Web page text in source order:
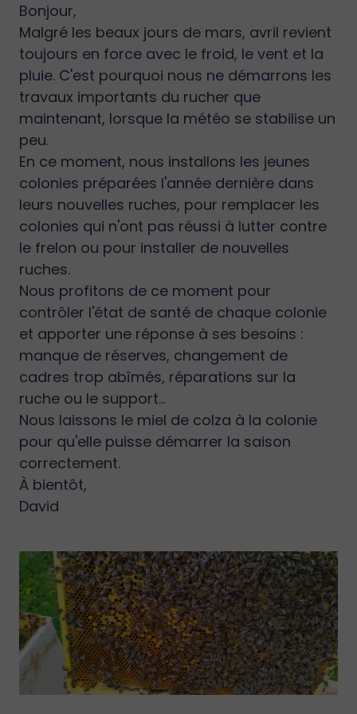
Bonjour,
Malgré les beaux jours de mars, avril revient
toujours en force avec le froid, le vent et la
pluie. C'est pourquoi nous ne démarrons les
travaux importants du rucher que
maintenant, lorsque la météo se stabilise un
peu.
En ce moment, nous installons les jeunes
colonies préparées l'année dernière dans
leurs nouvelles ruches, pour remplacer les
colonies qui n'ont pas réussi à lutter contre
le frelon ou pour installer de nouvelles
ruches.
Nous profitons de ce moment pour
contrôler l'état de santé de chaque colonie
et apporter une réponse à ses besoins :
manque de réserves, changement de
cadres trop abîmés, réparations sur la
ruche ou le support...
Nous laissons le miel de colza à la colonie
pour qu'elle puisse démarrer la saison
correctement.
À bientôt,
David